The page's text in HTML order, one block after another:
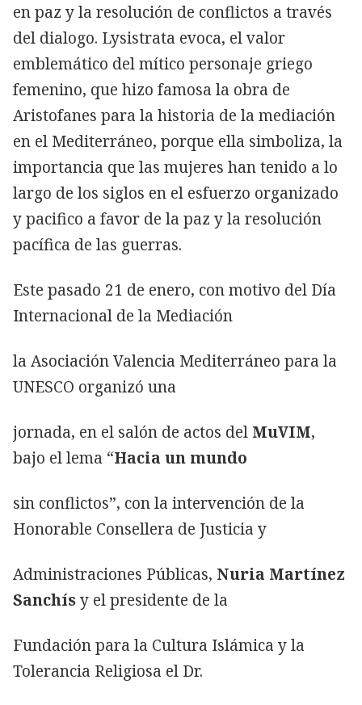
en paz y la resolución de conflictos a través
del dialogo. Lysistrata evoca, el valor
emblemático del mítico personaje griego
femenino, que hizo famosa la obra de
Aristofanes para la historia de la mediación
en el Mediterráneo, porque ella simboliza, la
importancia que las mujeres han tenido a lo
largo de los siglos en el esfuerzo organizado
y pacifico a favor de la paz y la resolución
pacífica de las guerras.
Este pasado 21 de enero, con motivo del Día
Internacional de la Mediación
la Asociación Valencia Mediterráneo para la
UNESCO organizó una
jornada, en el salón de actos del MuVIM,
bajo el lema “Hacia un mundo
sin conflictos”, con la intervención de la
Honorable Consellera de Justicia y
Administraciones Públicas, Nuria Martínez
Sanchísy el presidente de la
Fundación para la Cultura Islámica y la
Tolerancia Religiosa el Dr.